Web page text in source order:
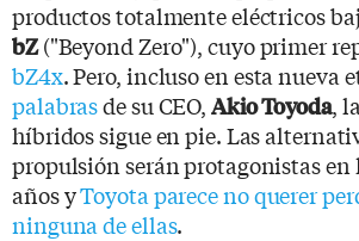
productos totalmente eléctricos
bZ("Beyond Zero"), cuyo primer
bZ4x. Pero, incluso en esta nueva
palabrasde su CEO,Akio Toyoda,
híbridos sigue en pie. Las
propulsión serán protagonistas en
años yToyota parece no querer
ninguna de ellas.